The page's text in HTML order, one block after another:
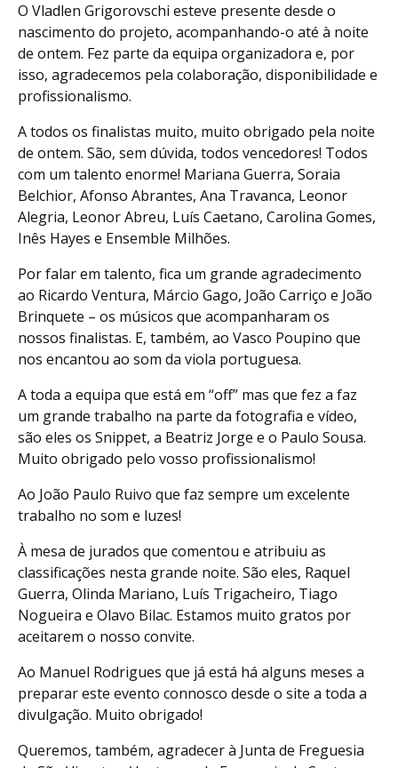
O Vladlen Grigorovschi esteve presente desde o
nascimento do projeto, acompanhando-o até à noite
de ontem. Fez parte da equipa organizadora e, por
isso, agradecemos pela colaboração, disponibilidade e
profissionalismo.
A todos os finalistas muito, muito obrigado pela noite
de ontem. São, sem dúvida, todos vencedores! Todos
com um talento enorme! Mariana Guerra, Soraia
Belchior, Afonso Abrantes, Ana Travanca, Leonor
Alegria, Leonor Abreu, Luís Caetano, Carolina Gomes,
Inês Hayes e Ensemble Milhões.
Por falar em talento, fica um grande agradecimento
ao Ricardo Ventura, Márcio Gago, João Carriço e João
Brinquete – os músicos que acompanharam os
nossos finalistas. E, também, ao Vasco Poupino que
nos encantou ao som da viola portuguesa.
A toda a equipa que está em “off” mas que fez a faz
um grande trabalho na parte da fotografia e vídeo,
são eles os Snippet, a Beatriz Jorge e o Paulo Sousa.
Muito obrigado pelo vosso profissionalismo!
Ao João Paulo Ruivo que faz sempre um excelente
trabalho no som e luzes!
À mesa de jurados que comentou e atribuiu as
classificações nesta grande noite. São eles, Raquel
Guerra, Olinda Mariano, Luís Trigacheiro, Tiago
Nogueira e Olavo Bilac. Estamos muito gratos por
aceitarem o nosso convite.
Ao Manuel Rodrigues que já está há alguns meses a
preparar este evento connosco desde o site a toda a
divulgação. Muito obrigado!
Queremos, também, agradecer à Junta de Freguesia